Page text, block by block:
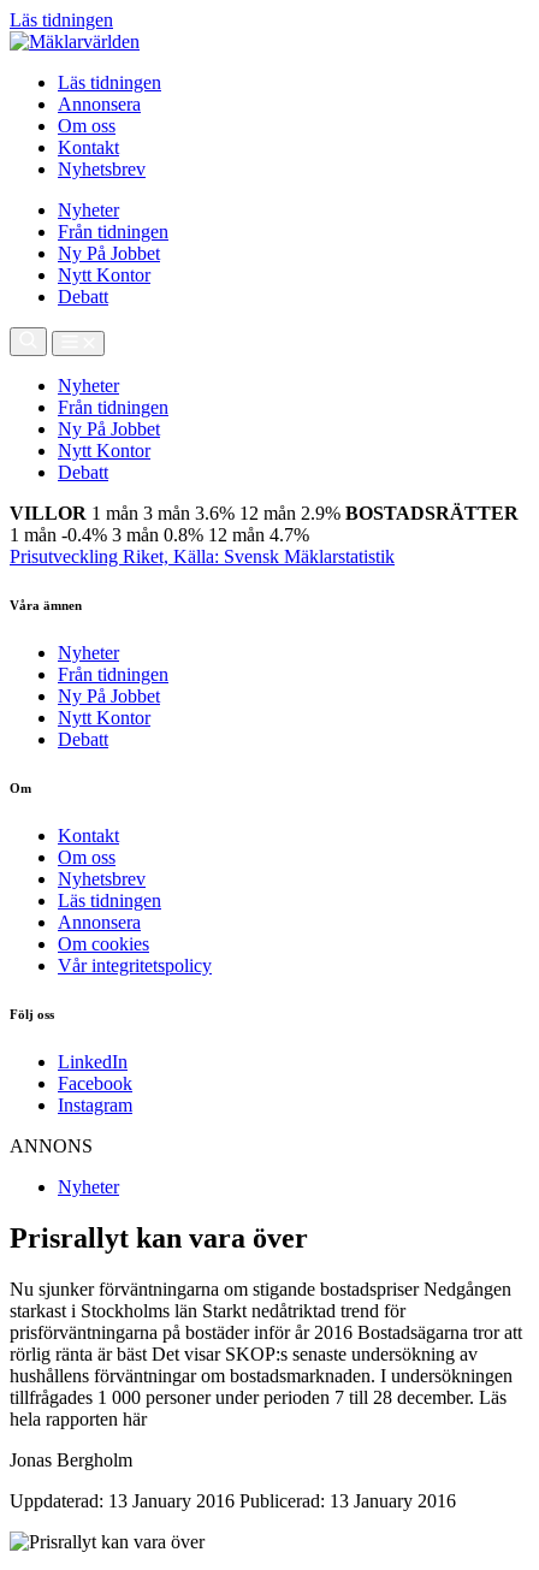
Läs tidningen
Läs tidningen
Annonsera
Om oss
Kontakt
Nyhetsbrev
Nyheter
Från tidningen
Ny På Jobbet
Nytt Kontor
Debatt
Nyheter
Från tidningen
Ny På Jobbet
Nytt Kontor
Debatt
VILLOR 1 mån 3 mån 3.6% 12 mån 2.9% BOSTADSRÄTTER
1 mån -0.4% 3 mån 0.8% 12 mån 4.7%
Prisutveckling Riket, Källa: Svensk Mäklarstatistik
Våra ämnen
Nyheter
Från tidningen
Ny På Jobbet
Nytt Kontor
Debatt
Om
Kontakt
Om oss
Nyhetsbrev
Läs tidningen
Annonsera
Om cookies
Vår integritetspolicy
Följ oss
LinkedIn
Facebook
Instagram
ANNONS
Nyheter
Prisrallyt kan vara över
Nu sjunker förväntningarna om stigande bostadspriser Nedgången
starkast i Stockholms län Starkt nedåtriktad trend för
prisförväntningarna på bostäder inför år 2016 Bostadsägarna tror att
rörlig ränta är bäst Det visar SKOP:s senaste undersökning av
hushållens förväntningar om bostadsmarknaden. I undersökningen
tillfrågades 1 000 personer under perioden 7 till 28 december. Läs
hela rapporten här
Jonas Bergholm
Uppdaterad: 13 January 2016 Publicerad: 13 January 2016